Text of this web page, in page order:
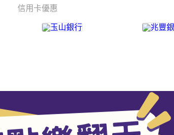
信用卡優惠